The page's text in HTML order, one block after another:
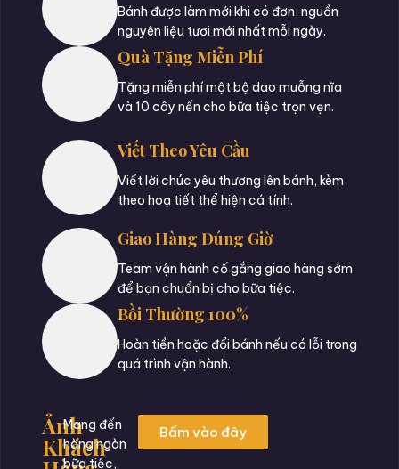
Bánh được làm mới khi có đơn, nguồn
nguyên liệu tươi mới nhất mỗi ngày.
Quà Tặng Miễn Phí
Tặng miễn phí một bộ dao muỗng nĩa
và 10 cây nến cho bữa tiệc trọn vẹn.
Viết Theo Yêu Cầu
Viết lời chúc yêu thương lên bánh, kèm
theo hoạ tiết thể hiện cá tính.
Giao Hàng Đúng Giờ
Team vận hành cố gắng giao hàng sớm
để bạn chuẩn bị cho bữa tiệc.
Bồi Thường 100%
Hoàn tiền hoặc đổi bánh nếu có lỗi trong
quá trình vận hành.
Ảnh
Khách
Mang đến
hàng ngàn
bữa tiệc,
Bấm vào đây